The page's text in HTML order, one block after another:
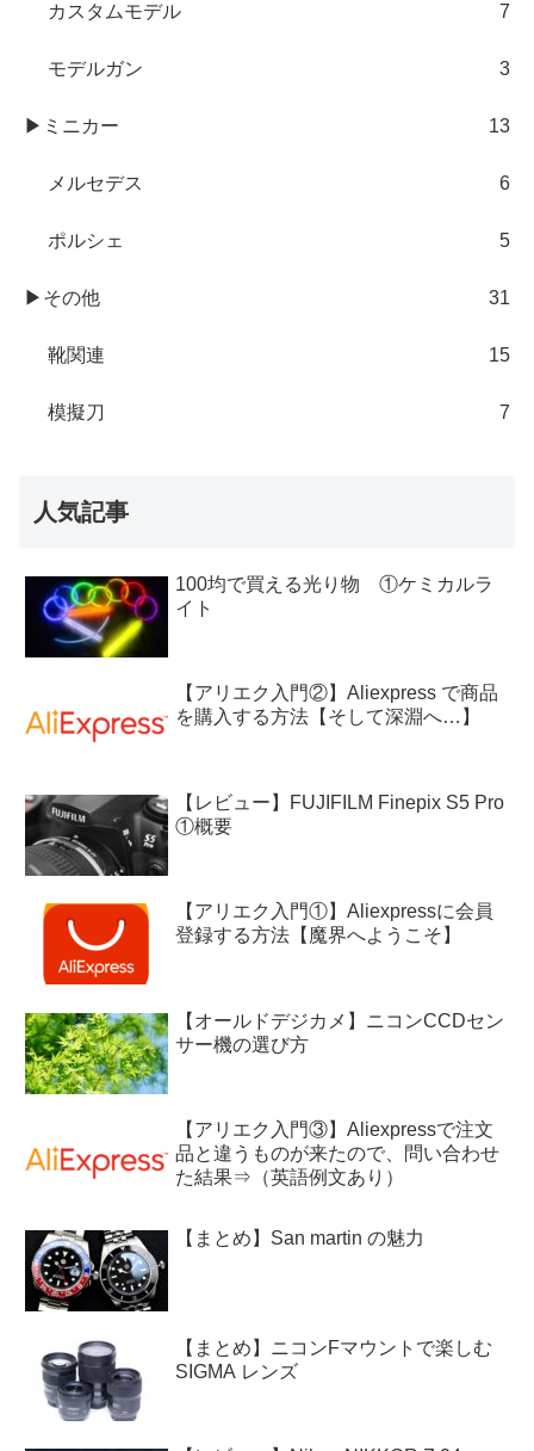
カスタムモデル 7
モデルガン 3
▶ミニカー 13
メルセデス 6
ポルシェ 5
▶その他 31
靴関連 15
模擬刀 7
人気記事
100均で買える光り物 ①ケミカルラ
イト
【アリエク入門②】Aliexpress で商品
を購入する方法【そして深淵へ…】
【レビュー】FUJIFILM Finepix S5 Pro
①概要
【アリエク入門①】Aliexpressに会員
登録する方法【魔界へようこそ】
【オールドデジカメ】ニコンCCDセン
サー機の選び方
【アリエク入門③】Aliexpressで注文
品と違うものが来たので、問い合わせ
た結果⇒（英語例文あり）
【まとめ】San martin の魅力
【まとめ】ニコンFマウントで楽しむ
SIGMA レンズ